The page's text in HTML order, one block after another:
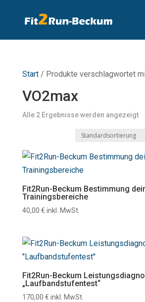
Start/ Produkte verschlagwortet
VO2max
Alle 2 Ergebnisse werden angezeigt
Fit2Run-Beckum Bestimmung
Trainingsbereiche
40,00 € inkl. MwSt.
Fit2Run-Beckum
„Laufbandstufentest“
170,00 € inkl. MwSt.